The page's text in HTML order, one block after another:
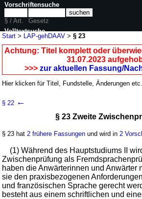
Start > LAP-gehDAAV >§ 23
Achtung: Titel komplett oder
31.07.2023
>>> zur aktuellen Fassung/
Hier klicken fürTitel, Fundstelle, Änderungen etc.
Ausbildung und Prüfung für
Auswärtigen Dienst (LAP-
V. v. 08.07.2004BGBl. I S. 1591; aufgehoben
BGBl. 2025 I Nr. 92
Geltung ab 15.07.2004; FNA: 2030-7-6-5Beamte
11 weitere Fassungen | wird in 11
Kapitel 2 Prüfungen
§ 22 ←
§ 23 Zweite
§ 23 hat 2 frühere Fassungen und wird in 2
(1) Während des Hauptstudiums II
Zwischenprüfung als
haben die Anwärterinnen und Anwärter
sie den praxisbezogenen
und französischen Sprache gerecht
besteht aus einem schriftlichen und
Vorschriftensuche
§ / Art.
Gesetz
Volltextsuche
nur in LAP-gehDAAV